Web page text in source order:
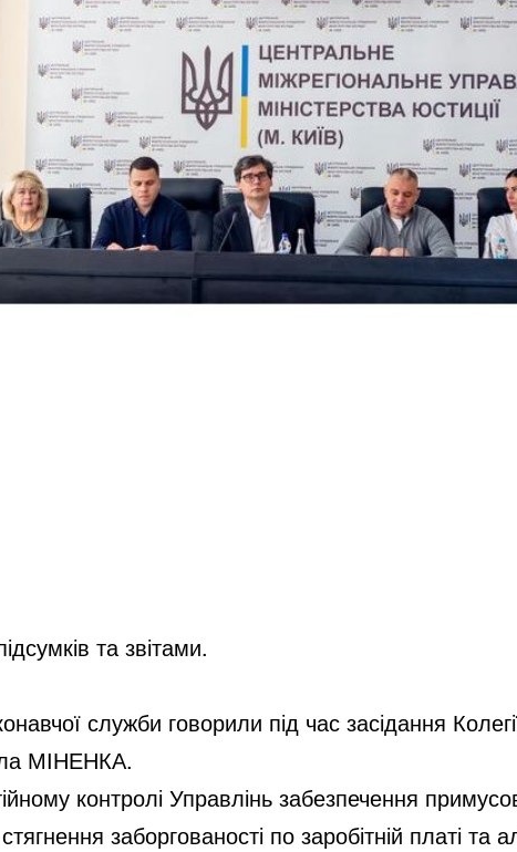
та звітами.
служби говорили під час засідання
МІНЕНКА.
контролі Управлінь забезпечення
стягнення заборгованості по заробітній платі та